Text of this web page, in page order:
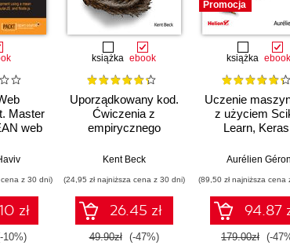
,Chandermani Arora
Master
web
and
a
of
and
z 30 dni)
zł
10%)
książka ebook
Uporządkowany kod.
Ćwiczenia z
empirycznego
oprogramowania
Kent Beck
(24,95 zł najniższa cena z 30 dni)
26.45 zł
49.90zł (-47%)
Promocja
książka ebook
Uczenie
z użyciem
Learn,
III
Aurélien Géron
(89,50 zł najniższa cena
94.87
179.00zł (-